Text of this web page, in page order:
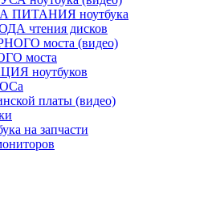
ПИТАНИЯ ноутбука
чтения дисков
моста (видео)
моста
ноутбуков
платы (видео)
на запчасти